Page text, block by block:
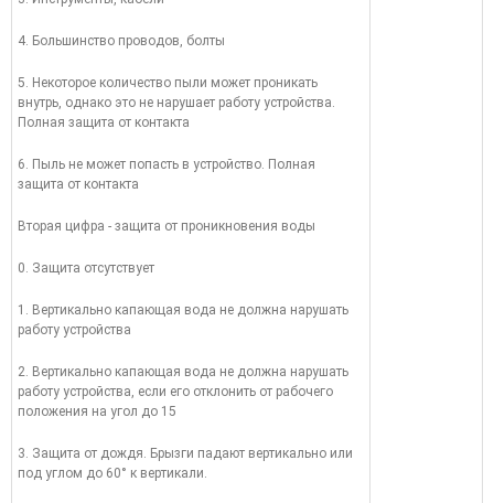
4. Большинство проводов, болты
5. Некоторое количество пыли может проникать
внутрь, однако это не нарушает работу устройства.
Полная защита от контакта
6. Пыль не может попасть в устройство. Полная
защита от контакта
Вторая цифра - защита от проникновения воды
0. Защита отсутствует
1. Вертикально капающая вода не должна нарушать
работу устройства
2. Вертикально капающая вода не должна нарушать
работу устройства, если его отклонить от рабочего
положения на угол до 15
3. Защита от дождя. Брызги падают вертикально или
под углом до 60° к вертикали.